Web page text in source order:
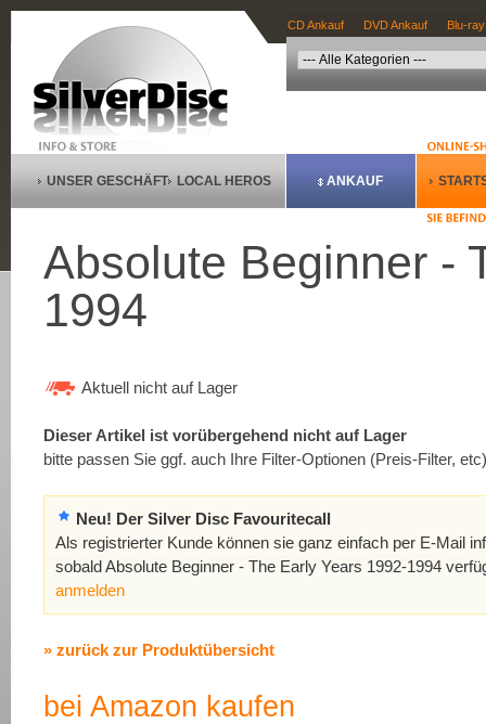
CD Ankauf DVD Ankauf Blu-
UNSER GESCHÄFT LOCAL HEROS ANKAUF
Absolute Beginner -
1994
Aktuell nicht auf Lager
Dieser Artikel ist vorübergehend nicht auf Lager
bitte passen Sie ggf. auch Ihre Filter-Optionen (Preis-Filter,
Neu! Der Silver Disc Favouritecall
Als registrierter Kunde können sie ganz einfach per E-Mail
sobald Absolute Beginner - The Early Years 1992-1994
anmelden
» zurück zur Produktübersicht
bei Amazon kaufen